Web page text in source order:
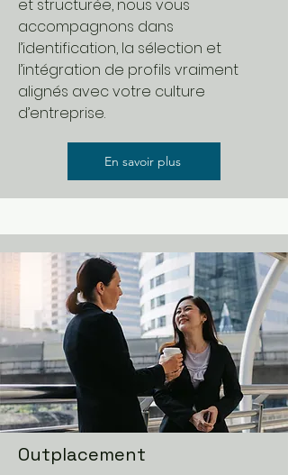
et structurée, nous vous
accompagnons dans
l’identification, la sélection et
l’intégration de profils vraiment
alignés avec votre culture
d’entreprise.
En savoir plus
Outplacement